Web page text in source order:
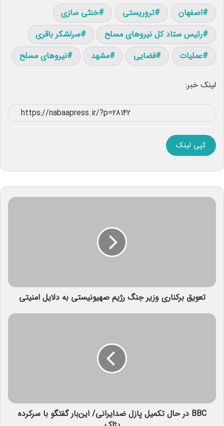
اصفهان تروریستی
خنثی سازی
رئیس ستاد کل نیروهای مسلح
سرلشکر باقری
عملیات
فضایی مشهد نیروهای مسلح
لینک خبر:
کپی لینک
تعویق برکناری وزیر جنگ رژیم صهیونیستی به دلایل امنیتی
BBC در حال تکمیل پازل ضدایرانی/ این‌بار گفتگو با سرکرده